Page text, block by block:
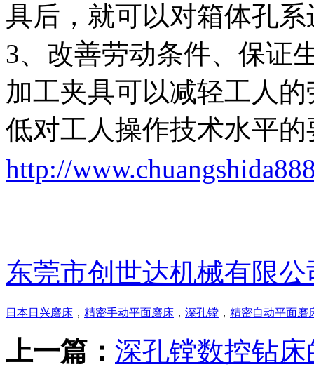
具后，就可以对箱体孔
3、改善劳动条件、保证
加工夹具可以减轻工人
低对工人操作技术水平
http://
东莞市创世达机械有限公
日本日兴磨床 ， 精密手动平面磨床 ， 深孔镗 ， 精密自动平面磨
上一篇： 深孔镗数控钻